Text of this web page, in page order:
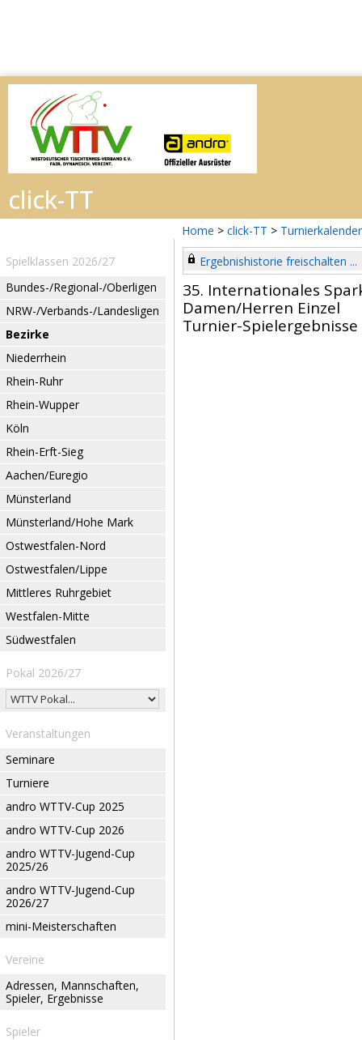
Home > click-TT > Turnierkalender
Spielklassen 2026/27
Bundes-/Regional-/Oberligen
NRW-/Verbands-/Landesligen
Bezirke
Niederrhein
Rhein-Ruhr
Rhein-Wupper
Köln
Rhein-Erft-Sieg
Aachen/Euregio
Münsterland
Münsterland/Hohe Mark
Ostwestfalen-Nord
Ostwestfalen/Lippe
Mittleres Ruhrgebiet
Westfalen-Mitte
Südwestfalen
Pokal 2026/27
Veranstaltungen
Seminare
Turniere
andro WTTV-Cup 2025
andro WTTV-Cup 2026
andro WTTV-Jugend-Cup
2025/26
andro WTTV-Jugend-Cup
2026/27
mini-Meisterschaften
Vereine
Adressen, Mannschaften,
Spieler, Ergebnisse
Spieler
Ergebnishistorie freischalten ...
35. Internationales
Damen/Herren Einzel
Turnier-Spielergebnisse